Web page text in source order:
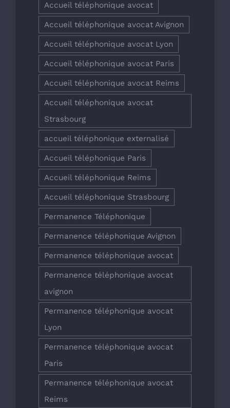
Accueil téléphonique avocat
Accueil téléphonique avocat Avignon
Accueil téléphonique avocat Lyon
Accueil téléphonique avocat Paris
Accueil téléphonique avocat Reims
Accueil téléphonique avocat
Strasbourg
accueil téléphonique externalisé
Accueil téléphonique Paris
Accueil téléphonique Reims
Accueil téléphonique Strasbourg
Permanence Téléphonique
Permanence téléphonique Avignon
Permanence téléphonique avocat
Permanence téléphonique avocat
avignon
Permanence téléphonique avocat
Lyon
Permanence téléphonique avocat
Paris
Permanence téléphonique avocat
Reims